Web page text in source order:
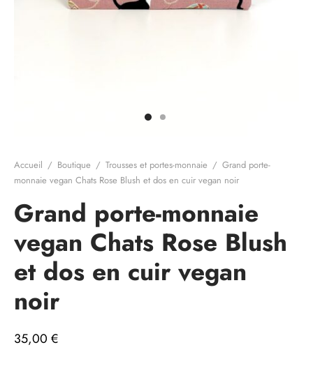
Accueil / Boutique / Trousses et portes-monnaie / Grand porte-
monnaie vegan Chats Rose Blush et dos en cuir vegan noir
Grand porte-monnaie
vegan Chats Rose Blush
et dos en cuir vegan
noir
35,00 €